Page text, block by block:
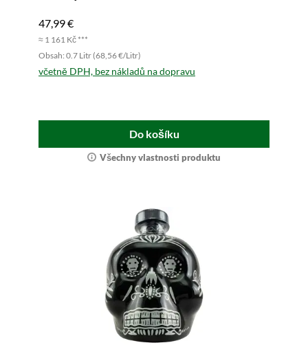
47,99 €
≈ 1 161 Kč ***
Obsah: 0.7 Litr (68,56 €/Litr)
včetně DPH, bez nákladů na dopravu
Do košíku
Všechny vlastnosti produktu